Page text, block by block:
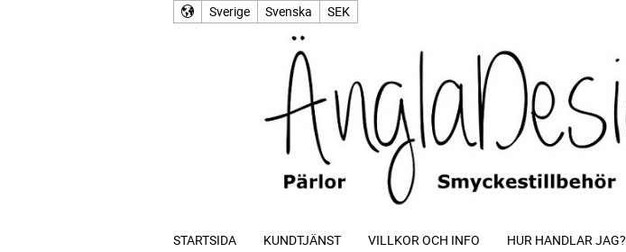
Sverige Svenska SEK
STARTSIDA KUNDTJÄNST VILLKOR OCH INFO HUR HANDLAR JAG?